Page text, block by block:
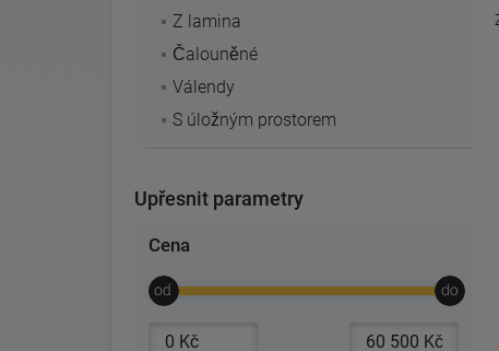
Z lamina
Čalouněné
Válendy
S úložným prostorem
Upřesnit parametry
Cena